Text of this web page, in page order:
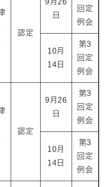
認定
9月26
日
回定
例会
10月
14日
第3
回定
例会
認定
9月26
日
第3
回定
例会
10月
14日
第3
回定
例会